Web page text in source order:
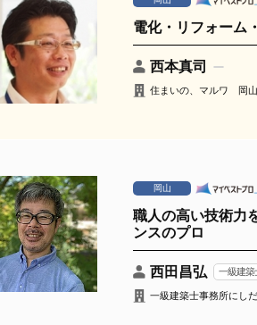
電化・リフォーム
西本真司
住まいの、マルワ 岡
岡山
職人の高い技術力
ンスのプロ
西田昌弘 一級建築
一級建築士事務所にし